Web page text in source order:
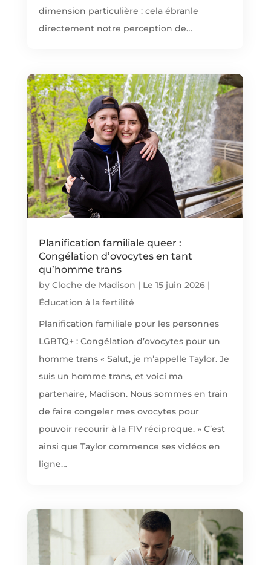
dimension particulière : cela ébranle
directement notre perception de…
Planification familiale queer :
Congélation d’ovocytes en tant
qu’homme trans
by Cloche de Madison | Le 15 juin 2026|
Éducation à la fertilité
Planification familiale pour les personnes
LGBTQ+ : Congélation d’ovocytes pour un
homme trans « Salut, je m’appelle Taylor. Je
suis un homme trans, et voici ma
partenaire, Madison. Nous sommes en train
de faire congeler mes ovocytes pour
pouvoir recourir à la FIV réciproque. » C’est
ainsi que Taylor commence ses vidéos en
ligne…